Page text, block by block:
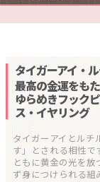
ン
へ
キ
ス
キ
プ
ピアス・イヤリング
リング
誕生石で選ぶ
干支石で選ぶ
石の名前で選ぶ
タイガーアイ・
最高の金運をも
ゆらめきフック
ス・イヤリング
タイガーアイとルチ
す」とされる相性で
ともに黄金の光を
ず身につけられる組